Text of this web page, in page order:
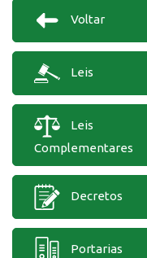
Voltar
Leis
Leis
Complementares
Decretos
Portarias